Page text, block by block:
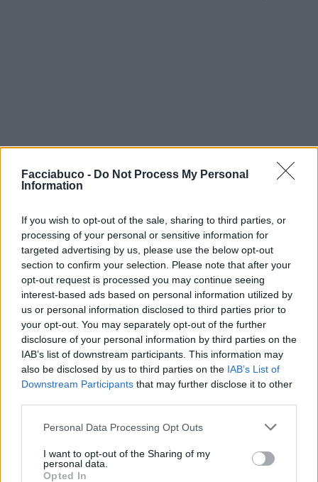
Facciabuco - Do Not Process My Personal
Information
If you wish to opt-out of the sale, sharing to third parties, or
processing of your personal or sensitive information for
targeted advertising by us, please use the below opt-out
section to confirm your selection. Please note that after your
opt-out request is processed you may continue seeing
interest-based ads based on personal information utilized by
us or personal information disclosed to third parties prior to
your opt-out. You may separately opt-out of the further
disclosure of your personal information by third parties on the
IAB’s list of downstream participants. This information may
also be disclosed by us to third parties on the IAB’s List of
Downstream Participants that may further disclose it to other
Personal Data Processing Opt Outs
I want to opt-out of the Sharing of my
personal data.
Opted In
GiuBazz:Buonanotte.
2
11 Giugno alle ore 00:33
·Ti stimo·Rispondi
·Ti stimo·Rispondi